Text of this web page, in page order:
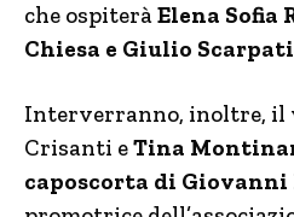
che ospiteràElena Sofia
Chiesa e Giulio
Interverranno, inoltre, il
Crisanti eTina
caposcorta di Giovanni